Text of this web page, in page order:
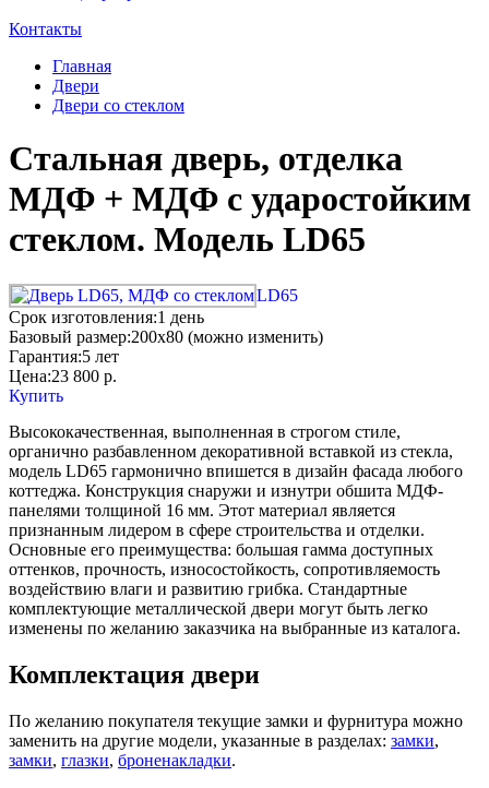
Контакты
Главная
Двери
Двери со стеклом
Стальная дверь, отделка
МДФ + МДФ с ударостойким
стеклом. Модель LD65
LD65
Срок изготовления:1 день
Базовый размер:200x80 (можно изменить)
Гарантия:5 лет
Цена:23 800 р.
Купить
Высококачественная, выполненная в строгом стиле,
органично разбавленном декоративной вставкой из стекла,
модель LD65 гармонично впишется в дизайн фасада любого
коттеджа. Конструкция снаружи и изнутри обшита МДФ-
панелями толщиной 16 мм. Этот материал является
признанным лидером в сфере строительства и отделки.
Основные его преимущества: большая гамма доступных
оттенков, прочность, износостойкость, сопротивляемость
воздействию влаги и развитию грибка. Стандартные
комплектующие металлической двери могут быть легко
изменены по желанию заказчика на выбранные из каталога.
Комплектация двери
По желанию покупателя текущие замки и фурнитура можно
заменить на другие модели, указанные в разделах: замки,
замки, глазки, броненакладки.